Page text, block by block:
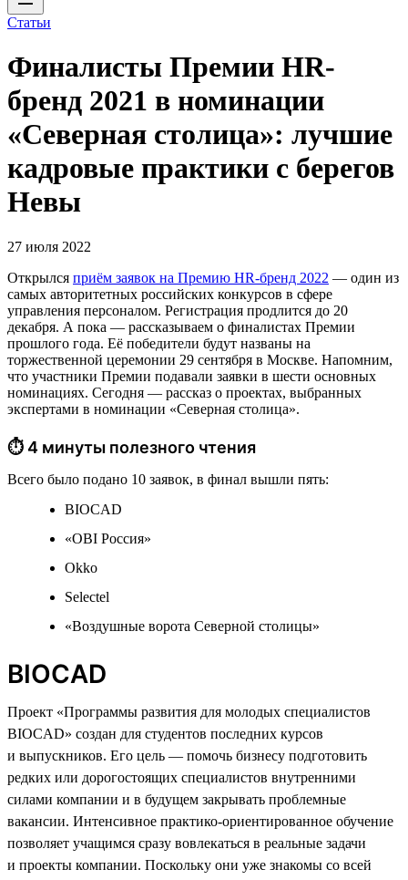
Статьи
Финалисты Премии HR-
бренд 2021 в номинации
«Северная столица»: лучшие
кадровые практики с берегов
Невы
27 июля 2022
Открылся приём заявок на Премию HR-бренд 2022 — один из
самых авторитетных российских конкурсов в сфере
управления персоналом. Регистрация продлится до 20
декабря. А пока — рассказываем о финалистах Премии
прошлого года. Её победители будут названы на
торжественной церемонии 29 сентября в Москве. Напомним,
что участники Премии подавали заявки в шести основных
номинациях. Сегодня — рассказ о проектах, выбранных
экспертами в номинации «Северная столица».
⏱ 4 минуты полезного чтения
Всего было подано 10 заявок, в финал вышли пять:
BIOCAD
«OBI Россия»
Okko
Selectel
«Воздушные ворота Северной столицы»
BIOCAD
Проект «Программы развития для молодых специалистов
BIOCAD» создан для студентов последних курсов
и выпускников. Его цель — помочь бизнесу подготовить
редких или дорогостоящих специалистов внутренними
силами компании и в будущем закрывать проблемные
вакансии. Интенсивное практико-ориентированное обучение
позволяет учащимся сразу вовлекаться в реальные задачи
и проекты компании. Поскольку они уже знакомы со всей